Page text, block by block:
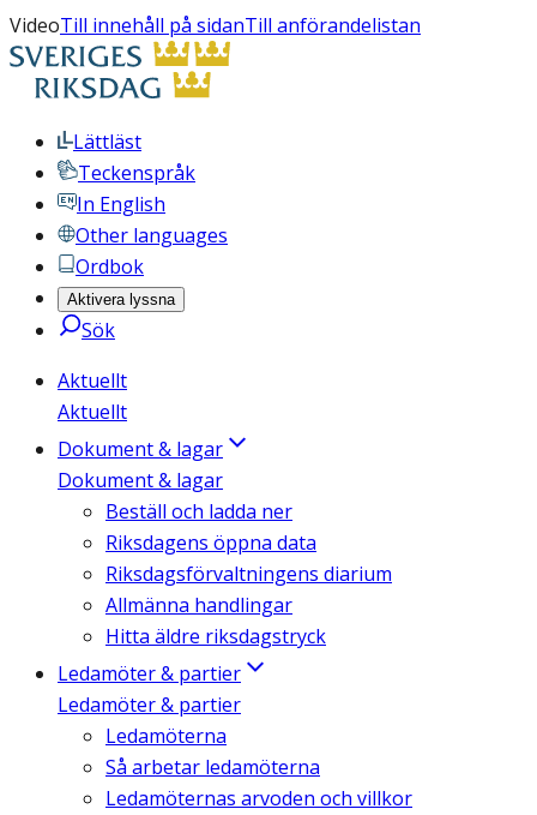
VideoTill innehåll på sidanTill anförandelistan
Lättläst
Teckenspråk
In English
Other languages
Ordbok
Aktivera lyssna
Sök
Aktuellt
Aktuellt
Dokument & lagar
Dokument & lagar
Beställ och ladda ner
Riksdagens öppna data
Riksdagsförvaltningens diarium
Allmänna handlingar
Hitta äldre riksdagstryck
Ledamöter & partier
Ledamöter & partier
Ledamöterna
Så arbetar ledamöterna
Ledamöternas arvoden och villkor